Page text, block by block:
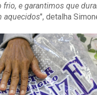
frio, e garantimos que
aquecidos", detalha